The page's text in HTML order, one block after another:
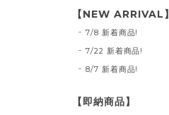
【NEW ARRIVAL】
7/8 新着商品!
7/22 新着商品!
8/7 新着商品!
【即納商品】